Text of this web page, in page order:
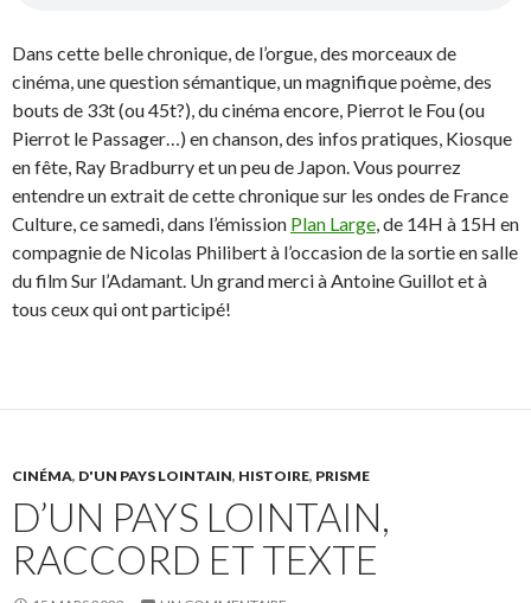
Dans cette belle chronique, de l’orgue, des morceaux de
cinéma, une question sémantique, un magnifique poème, des
bouts de 33t (ou 45t?), du cinéma encore, Pierrot le Fou (ou
Pierrot le Passager…) en chanson, des infos pratiques, Kiosque
en fête, Ray Bradburry et un peu de Japon. Vous pourrez
entendre un extrait de cette chronique sur les ondes de France
Culture, ce samedi, dans l’émission Plan Large, de 14H à 15H en
compagnie de Nicolas Philibert à l’occasion de la sortie en salle
du film Sur l’Adamant. Un grand merci à Antoine Guillot et à
tous ceux qui ont participé!
CINÉMA, D'UN PAYS LOINTAIN, HISTOIRE, PRISME
D’UN PAYS LOINTAIN,
RACCORD ET TEXTE